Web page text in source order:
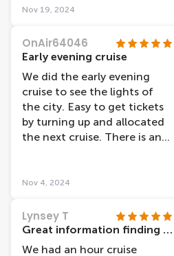
some beautiful pictures!! A
tourist holiday!!
Nov 19, 2024
OnAir64046
Early evening cruise
We did the early evening
cruise to see the lights of
the city. Easy to get tickets
by turning up and allocated
the next cruise. There is an
outside and watch the views.
interesting and pretty.
Nov 4, 2024
Lynsey T
Great information finding cruise
We had an hour cruise